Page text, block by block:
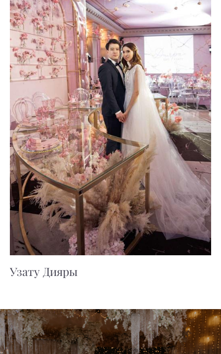
Узату Дияры